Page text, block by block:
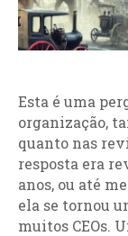
Esta é uma
organização,
quanto nas
resposta era
anos, ou até
ela se tornou
muitos CEOs.